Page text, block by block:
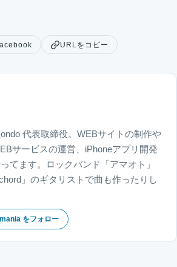
URLをコピー
代表取締役。WEBサイトの制作や
サービスの運営、iPhoneアプリ開発
てます。ロックバンド「アマオト」
chord」のギタリストで曲も作ったりし
をフォロー